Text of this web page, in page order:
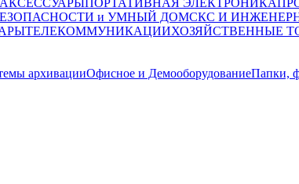
ПОРТАТИВНАЯ ЭЛЕКТРОНИКА
и УМНЫЙ ДОМСКС И
ТЕЛЕКОММУНИКАЦИИХОЗЯЙСТВЕННЫЕ
архивацииОфисное и ДемооборудованиеПапки,